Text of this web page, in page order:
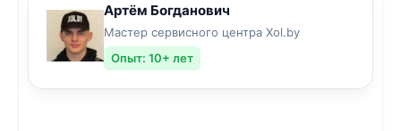
Артём Богданович
Мастер сервисного центра Xol.by
Опыт: 10+ лет